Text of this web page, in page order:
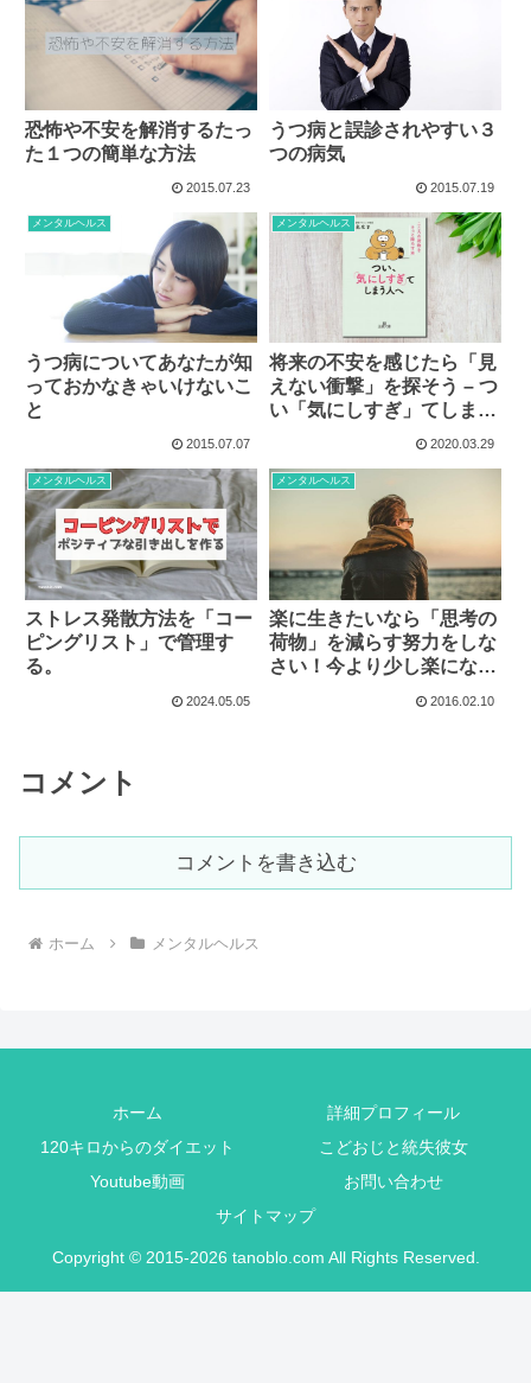
恐怖や不安を解消するたっ
た１つの簡単な方法
2015.07.23
うつ病と誤診されやすい３
つの病気
2015.07.19
メンタルヘルス
うつ病についてあなたが知
っておかなきゃいけないこ
と
2015.07.07
メンタルヘルス
将来の不安を感じたら「見
えない衝撃」を探そう – つ
い「気にしすぎ」てしまう
2020.03.29
メンタルヘルス
ストレス発散方法を「コー
ピングリスト」で管理す
る。
2024.05.05
メンタルヘルス
楽に生きたいなら「思考の
荷物」を減らす努力をしな
さい！今より少し楽になる
2016.02.10
コメント
コメントを書き込む
ホーム メンタルヘルス
ホーム
詳細プロフィール
120キロからのダイエット
こどおじと統失彼女
Youtube動画
お問い合わせ
サイトマップ
Copyright © 2015-2026 tanoblo.com All Rights Reserved.